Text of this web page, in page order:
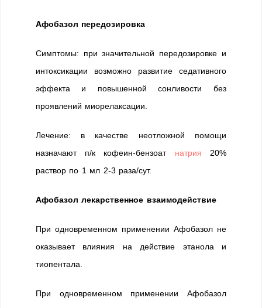
Афобазол передозировка
Симптомы: при значительной передозировке и
интоксикации возможно развитие седативного
эффекта и повышенной сонливости без
проявлений миорелаксации.
Лечение: в качестве неотложной помощи
назначают п/к кофеин-бензоат натрия 20%
раствор по 1 мл 2-3 раза/сут.
Афобазол лекарственное взаимодействие
При одновременном применении Афобазол не
оказывает влияния на действие этанола и
тиопентала.
При одновременном применении Афобазол